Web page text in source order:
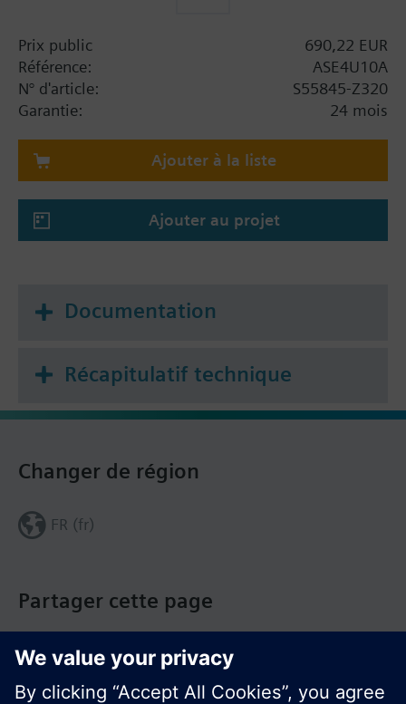
Prix public
690,22 EUR
Référence:
ASE4U10A
N° d'article:
S55845-Z320
Garantie:
24 mois
Ajouter à la liste
Ajouter au projet
Documentation
Récapitulatif technique
Partager cette page
Changer de région
FR (fr)